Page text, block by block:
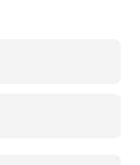
laissez-vous